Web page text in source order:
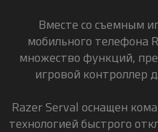
Вместе со съемным
мобильного телефона
множество функций,
игровой контроллер
Razer Serval оснащен
технологией быстрого